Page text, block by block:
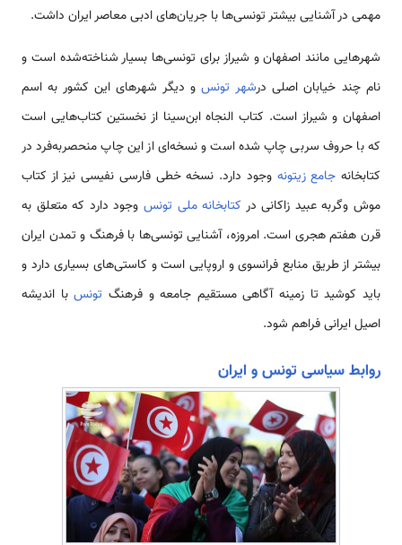
مهمی در آشنایی بیشتر تونسی‌ها با جریان‌های ادبی معاصر ایران داشت.
شهرهایی مانند اصفهان و شیراز برای تونسی‌ها بسیار شناخته‌شده است و
نام چند خیابان اصلی درشهر تونسو دیگر شهرهای این کشور به اسم
اصفهان و شیراز است. کتاب النجاه ابن‌سینا از نخستین کتاب‌هایی است
که با حروف سربی چاپ شده است و نسخه‌ای از این چاپ منحصربه‌فرد در
کتابخانه جامع زیتونه وجود دارد. نسخه خطی فارسی نفیسی نیز از کتاب
موش وگربه عبید زاکانی در کتابخانه ملی تونس وجود دارد که متعلق به
قرن هفتم هجری است. امروزه، آشنایی تونسی‌ها با فرهنگ و تمدن ایران
بیشتر از طریق منابع فرانسوی و اروپایی است و کاستی‌های بسیاری دارد و
باید کوشید تا زمینه آگاهی مستقیم جامعه و فرهنگ تونسبا اندیشه
اصیل ایرانی فراهم شود.
روابط سیاسی تونس و ایران